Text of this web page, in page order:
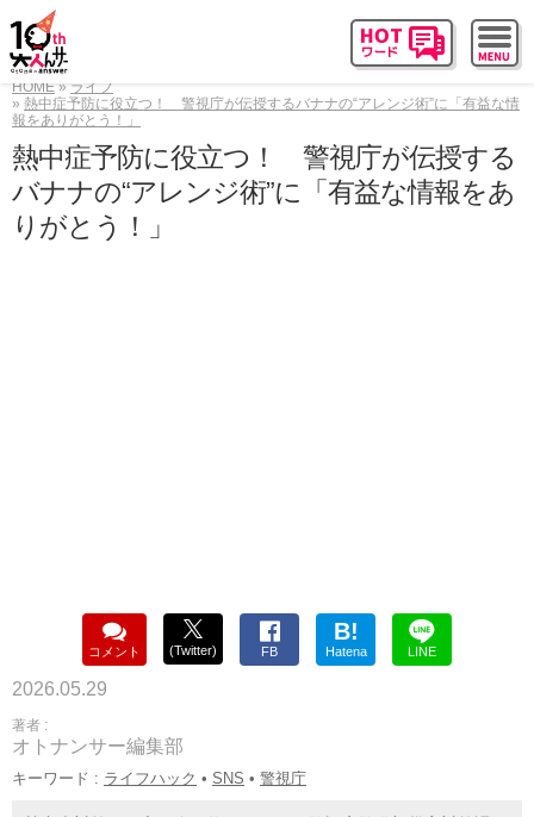
HOME
ライフ
熱中症予防に役立つ！ 警視庁が伝授するバナナの“アレンジ術”に「有益な情
報をありがとう！」
熱中症予防に役立つ！ 警視庁が伝授する
バナナの“アレンジ術”に「有益な情報をあ
りがとう！」
コメント (Twitter) FB
B!
Hatena LINE
2026.05.29
著者 :
オトナンサー編集部
キーワード : ライフハック • SNS • 警視庁